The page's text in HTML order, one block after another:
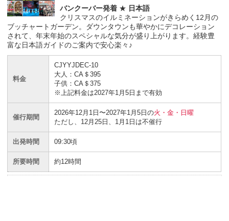
バンクーバー発着★ 日本語
クリスマスのイルミネーションがきらめく12月の
ブッチャートガーデン。ダウンタウンも華やかにデコレーション
されて、年末年始のスペシャルな気分が盛り上がります。経験豊
富な日本語ガイドのご案内で安心楽々♪
料金
CJYYJDEC-10
大人：CA＄395
子供：CA＄375
※上記料金は2027年1月5日まで有効
催行期間
2026年12月1日〜2027年1月5日の火・金・日曜
ただし、12月25日、1月1日は不催行
出発時間 09:30頃
所要時間 約12時間